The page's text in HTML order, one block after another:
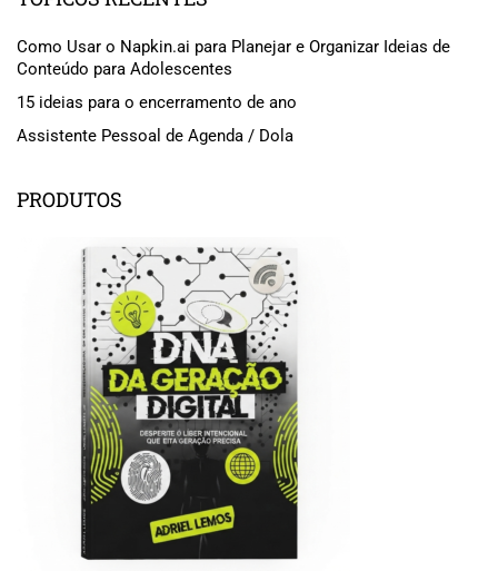
Como Usar o Napkin.ai para Planejar e Organizar Ideias de
Conteúdo para Adolescentes
15 ideias para o encerramento de ano
Assistente Pessoal de Agenda / Dola
PRODUTOS